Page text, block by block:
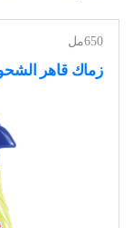
650مل
زماك قاهر الشحوم